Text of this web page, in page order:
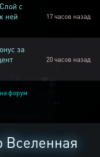
с
ней
17 часов назад
за
20 часов назад
форум
Вселенная